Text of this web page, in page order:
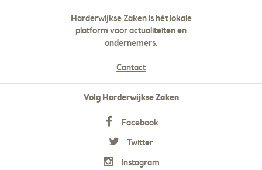
Harderwijkse Zaken is hét lokale
platform voor actualiteiten en
ondernemers.
Contact
Volg Harderwijkse Zaken
Facebook
Twitter
Instagram